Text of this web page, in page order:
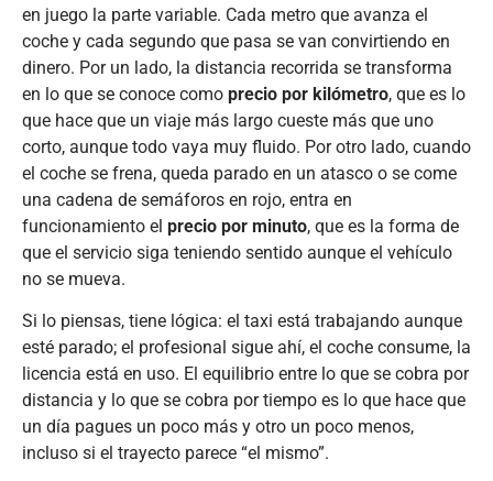
en juego la parte variable. Cada metro que avanza el
coche y cada segundo que pasa se van convirtiendo en
dinero. Por un lado, la distancia recorrida se transforma
en lo que se conoce como precio por kilómetro, que es lo
que hace que un viaje más largo cueste más que uno
corto, aunque todo vaya muy fluido. Por otro lado, cuando
el coche se frena, queda parado en un atasco o se come
una cadena de semáforos en rojo, entra en
funcionamiento el precio por minuto, que es la forma de
que el servicio siga teniendo sentido aunque el vehículo
no se mueva.
Si lo piensas, tiene lógica: el taxi está trabajando aunque
esté parado; el profesional sigue ahí, el coche consume, la
licencia está en uso. El equilibrio entre lo que se cobra por
distancia y lo que se cobra por tiempo es lo que hace que
un día pagues un poco más y otro un poco menos,
incluso si el trayecto parece “el mismo”.